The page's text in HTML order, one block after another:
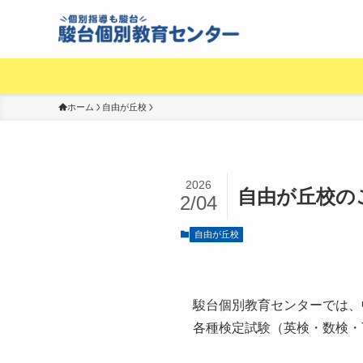
ホーム 自由が丘校
自由が丘校
2026
2/04
自由が丘校
駿台個別教育センターでは
各種検定試験（英検・数検